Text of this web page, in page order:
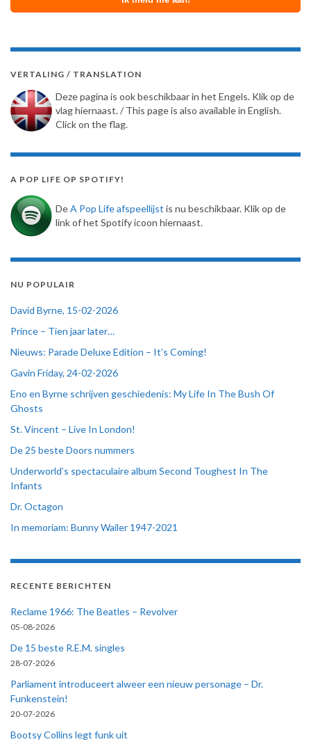
VERTALING / TRANSLATION
Deze pagina is ook beschikbaar in het Engels. Klik op de
vlag hiernaast. / This page is also available in English.
Click on the flag.
A POP LIFE OP SPOTIFY!
DeA Pop Life afspeellijst is nu beschikbaar. Klik op de
link of het Spotify icoon hiernaast.
NU POPULAIR
David Byrne, 15-02-2026
Prince – Tien jaar later…
Nieuws: Parade Deluxe Edition – It’s Coming!
Gavin Friday, 24-02-2026
Eno en Byrne schrijven geschiedenis: My Life In The Bush Of
Ghosts
St. Vincent – Live In London!
De 25 beste Doors nummers
Underworld’s spectaculaire album Second Toughest In The
Infants
Dr. Octagon
In memoriam: Bunny Wailer 1947-2021
RECENTE BERICHTEN
Reclame 1966: The Beatles – Revolver
05-08-2026
De 15 beste R.E.M. singles
28-07-2026
Parliament introduceert alweer een nieuw personage – Dr.
Funkenstein!
20-07-2026
Bootsy Collins legt funk uit